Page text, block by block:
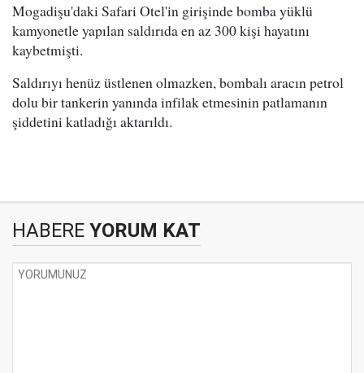
Mogadişu'daki Safari Otel'in girişinde bomba yüklü
kamyonetle yapılan saldırıda en az 300 kişi hayatını
kaybetmişti.
Saldırıyı henüz üstlenen olmazken, bombalı aracın petrol
dolu bir tankerin yanında infilak etmesinin patlamanın
şiddetini katladığı aktarıldı.
HABERE YORUM KAT